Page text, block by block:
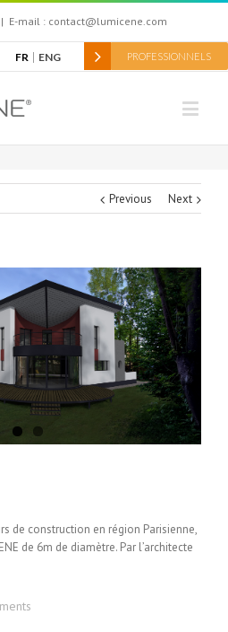
| E-mail : contact@lumicene.com
PROFESSIONNELS
FR ENG
Previous Next
de construction en région Parisienne,
de 6m de diamètre. Par l’architecte